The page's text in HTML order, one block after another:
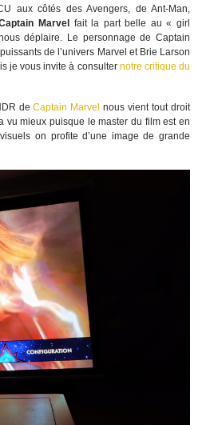
aux côtés des Avengers, de Ant-Man,
Marvel
fait la part belle au « girl
déplaire. Le personnage de Captain
de l’univers Marvel et Brie Larson
je vous invite à consulter notre critique du
deCaptain Marvel nous vient tout droit
vu mieux puisque le master du film est en
on profite d’une image de grande